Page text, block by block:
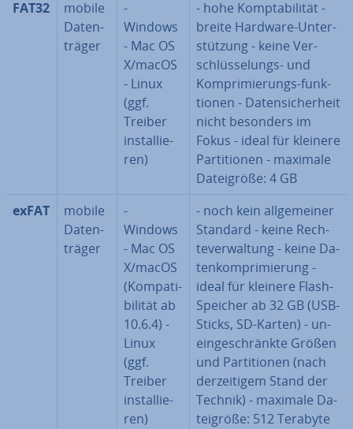
FAT32
mobile
Da­ten­
trä­ger
-
Windows
- Mac OS
X/macOS
- Linux
(ggf.
Treiber
in­stal­lie­
ren)
- hohe Komp­ta­bi­li­tät -
breite Hardware-Un­ter­
stüt­zung - keine Ver­
schlüs­se­lungs- und
Kom­pri­mie­rungs-funk­
tio­nen - Da­ten­si­cher­heit
nicht besonders im
Fokus - ideal für kleinere
Par­ti­tio­nen - maximale
Da­tei­grö­ße: 4 GB
exFAT
mobile
Da­ten­
trä­ger
-
Windows
- Mac OS
X/macOS
(Kom­pa­ti­
bi­li­tät ab
10.6.4) -
Linux
(ggf.
Treiber
in­stal­lie­
ren)
- noch kein all­ge­mei­ner
Standard - keine Rech­
te­ver­wal­tung - keine Da­
ten­kom­pri­mie­rung -
ideal für kleinere Flash-
Speicher ab 32 GB (USB-
Sticks, SD-Karten) - un­
ein­ge­schränk­te Größen
und Par­ti­tio­nen (nach
der­zei­ti­gem Stand der
Technik) - maximale Da­
tei­grö­ße: 512 Terabyte